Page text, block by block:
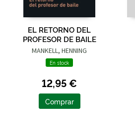
EL RETORNO DEL
PROFESOR DE BAILE
MANKELL, HENNING
En stock
12,95 €
Comprar